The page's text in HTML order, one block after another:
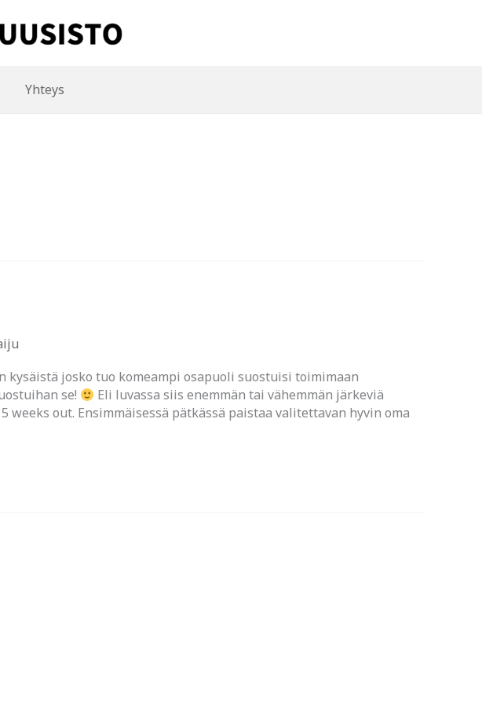
Yhteys
josko tuo komeampi osapuoli suostuisi toimimaan
se!
Eli luvassa siis enemmän tai vähemmän järkeviä
out. Ensimmäisessä pätkässä paistaa valitettavan hyvin oma